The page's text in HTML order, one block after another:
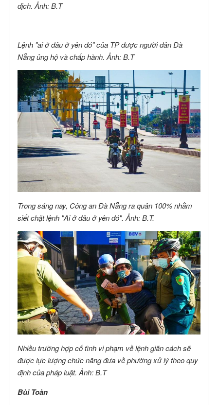
dịch. Ảnh: B.T
Lệnh "ai ở đâu ở yên đó" của TP được người dân Đà
Nẵng ủng hộ và chấp hành. Ảnh: B.T
Trong sáng nay, Công an Đà Nẵng ra quân 100% nhằm
siết chặt lệnh "Ai ở đâu ở yên đó". Ảnh: B.T.
Nhiều trường hợp cố tình vi phạm về lệnh giãn cách sẽ
được lực lượng chức năng đưa về phường xử lý theo quy
định của pháp luật. Ảnh: B.T
Bùi Toàn